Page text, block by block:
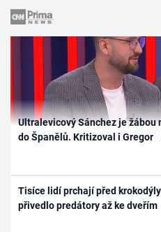
Ultralevicový Sánchez je žábou
do Španělů. Kritizoval i Gregor
Tisíce lidí prchají před
přivedlo predátory až ke dveřím